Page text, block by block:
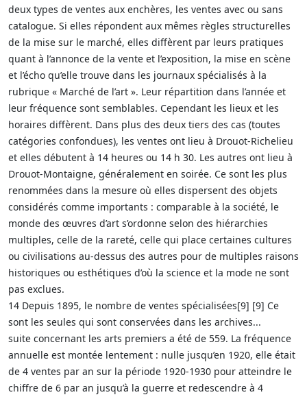
deux types de ventes aux enchères, les ventes avec ou sans
catalogue. Si elles répondent aux mêmes règles structurelles
de la mise sur le marché, elles diffèrent par leurs pratiques
quant à l’annonce de la vente et l’exposition, la mise en scène
et l’écho qu’elle trouve dans les journaux spécialisés à la
rubrique « Marché de l’art ». Leur répartition dans l’année et
leur fréquence sont semblables. Cependant les lieux et les
horaires diffèrent. Dans plus des deux tiers des cas (toutes
catégories confondues), les ventes ont lieu à Drouot-Richelieu
et elles débutent à 14 heures ou 14 h 30. Les autres ont lieu à
Drouot-Montaigne, généralement en soirée. Ce sont les plus
renommées dans la mesure où elles dispersent des objets
considérés comme importants : comparable à la société, le
monde des œuvres d’art s’ordonne selon des hiérarchies
multiples, celle de la rareté, celle qui place certaines cultures
ou civilisations au-dessus des autres pour de multiples raisons
historiques ou esthétiques d’où la science et la mode ne sont
pas exclues.
14 Depuis 1895, le nombre de ventes spécialisées[9] [9] Ce
sont les seules qui sont conservées dans les archives...
suite concernant les arts premiers a été de 559. La fréquence
annuelle est montée lentement : nulle jusqu’en 1920, elle était
de 4 ventes par an sur la période 1920-1930 pour atteindre le
chiffre de 6 par an jusqu’à la guerre et redescendre à 4